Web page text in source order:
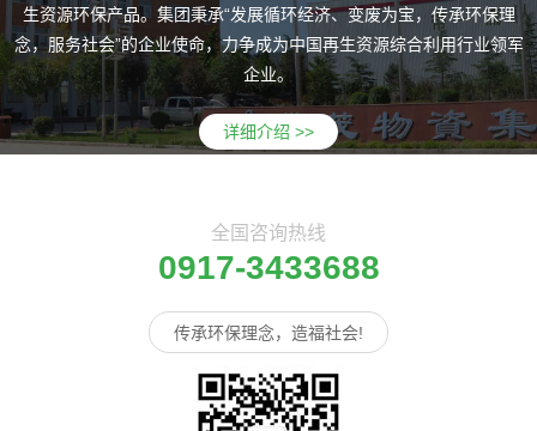
生资源环保产品。集团秉承“发展循环经济、变废为宝，传承环保理
念，服务社会”的企业使命，力争成为中国再生资源综合利用行业领军
企业。
详细介绍 >>
全国咨询热线
0917-3433688
传承环保理念，造福社会!